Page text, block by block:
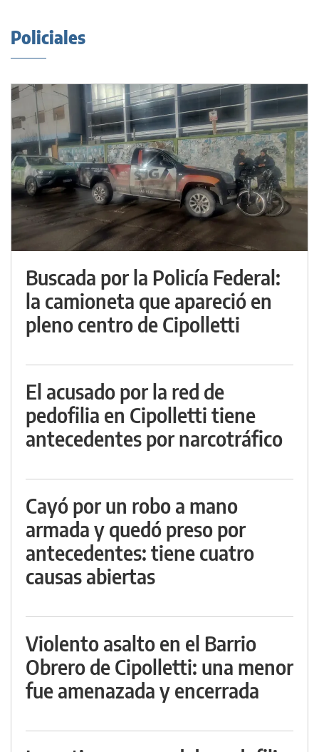
Policiales
Buscada por la Policía Federal:
la camioneta que apareció en
pleno centro de Cipolletti
El acusado por la red de
pedofilia en Cipolletti tiene
antecedentes por narcotráfico
Cayó por un robo a mano
armada y quedó preso por
antecedentes: tiene cuatro
causas abiertas
Violento asalto en el Barrio
Obrero de Cipolletti: una menor
fue amenazada y encerrada